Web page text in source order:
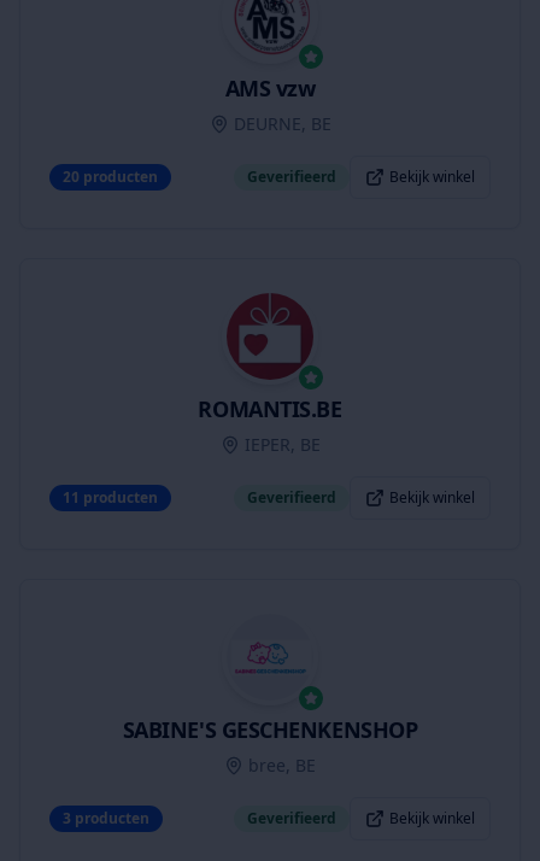
AMS vzw
DEURNE, BE
20 producten Geverifieerd Bekijk winkel
ROMANTIS.BE
IEPER, BE
11 producten Geverifieerd Bekijk winkel
SABINE'S GESCHENKENSHOP
bree, BE
3 producten Geverifieerd Bekijk winkel